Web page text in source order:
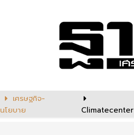
เศรษฐกิจ-
นโยบาย
Climatecenter